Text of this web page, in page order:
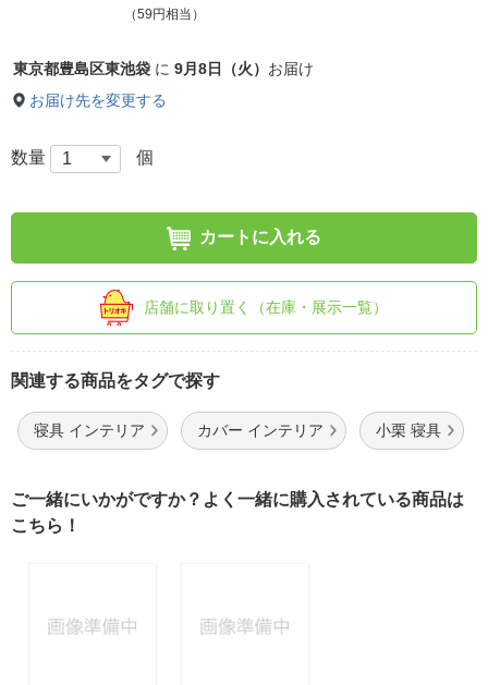
（59円相当）
東京都豊島区東池袋 に 9月8日（火） お届け
お届け先を変更する
数量 個
カートに入れる
店舗に取り置く（在庫・展示一覧）
関連する商品をタグで探す
寝具 インテリア カバー インテリア 小栗 寝具
ご一緒にいかがですか？よく一緒に購入されている商品は
こちら！